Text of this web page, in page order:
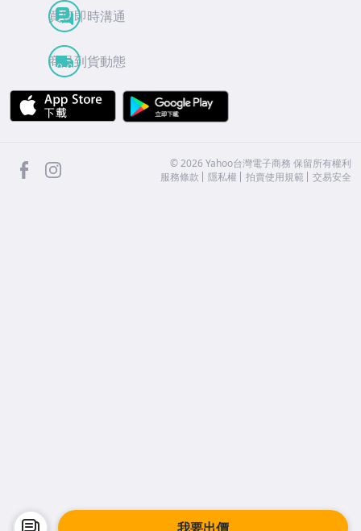
買賣即時溝通
商品到貨動態
APP Store
facebook ©2026 Yahoo台灣電子商務 保留所有權利
服務條款
隱私權 拍賣使用規範 交易安全